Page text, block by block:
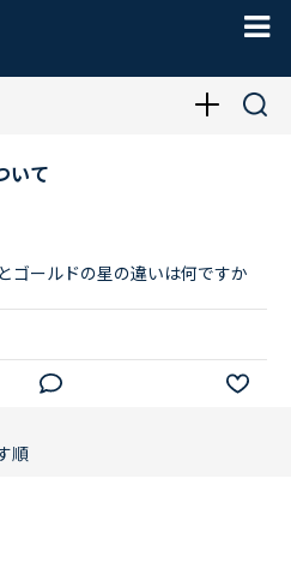
いて
ゴールドの星の違いは何ですか
順